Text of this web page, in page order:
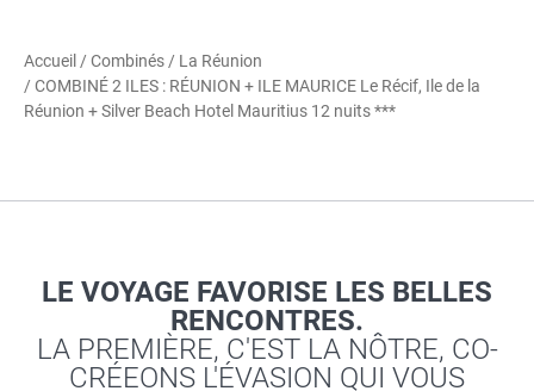
/ COMBINÉ 2 ILES : RÉUNION + ILE MAURICE Le Récif, Ile de la
Réunion + Silver Beach Hotel Mauritius 12 nuits ***
RENCONTRES.
LA PREMIÈRE, C'EST LA NÔTRE, CO-
CRÉEONS L'ÉVASION QUI VOUS
RESSEMBLE.